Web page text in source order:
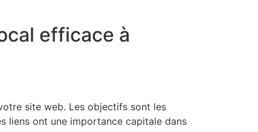
efficace à
site web. Les objectifs sont les
liens ont une importance capitale dans